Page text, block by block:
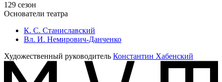
129 сезон
Основатели театра
К. С. Станиславский
Вл. И. Немирович-Данченко
Художественный руководитель Константин Хабенский